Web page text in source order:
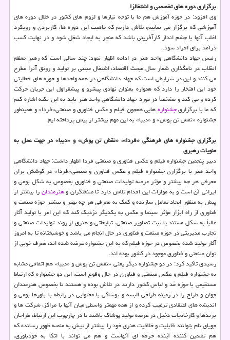
برگزاری دوره های تخصصی و اشتغالزا
وی افزود: در حوزه آموزش هم ما با توجه نیازها و لزوم های كشور در خلال دوره های
آموزشی كه برگزار می نماییم، تلاش داریم كه ماهیت این دوره ها، كاربردی و رویكرد
اغلب آنها با چشم انداز كارآفرینی باشد كه منجر به ایجاد شغل شود و در نهایت كسب
درآمد برای افراد شود.
رئیس جهاد دانشگاهی واحد هنر در ادامه اظهار نمود: چند سالی است كه رهبر معظم
انقلاب در نامگذاری شعار سال مبحث اقتصاد، اشتغال مبتنی بر تولید و رونق آنرا مطرح
می كنند و این در شرایطی است كه جهاد دانشگاهی در همه واحدها و حوزه های فعالیتی
خود این افتخار را دارد كه همواره بعنوان نهادی پیشرو و پیشقراول این جریان حركت
كرده و می كند و مشخصاً در مورد جهاد دانشگاهی واحد هنر باید به این نكته اشاره كنم
كه ما با برگزاریجشنوارههایی همچون فیلم و عكس فناوری و صنعتی«فردا» و همینطور
جشنواره «نقش تن پوش» و «دیبا» به این مهم بیشتر از پیش پرداخته ایم.
برگزاری جشنواره های فرهنگی «فردا»، «نقش تن پوش» و «دیبا» در جهت عمل به
منویات رهبری
دبیر پنجمین جشنواره فیلم و عكس فناوری و صنعتی فردا اظهار داشت: جهاد دانشگاهی
واحد هنر با برگزاری جشنواره فیلم و عكس فناوری و صنعتی«فردا» در كوشش برای
معرفی هر چه بیشتر و مؤثر عرصه تولیدات صنعتی و فناوری بخصوص به شكل بومی و
ایرانی آن است و به موازات این اقدام تلاش دارد تا صنعتگران وهنرمندانرا بیشتر از
پیش به منظور ایجاد تعامل سازنده و كمك به معرفی هر چه بهتر و بیشتر حوزه صنعت و
فناوری از راه ابزار مؤثر سینما و عكس به یكدیگر نزدیك كند كه این امر با تولید آثار
غالباً به شكل مستند یا ثبت تصاویر صنعتی، تبلیغاتی و هنری از روند تولیدات صنعتی و
تجارب مدیریتی در حوزه صنعت و فناوری در حال انجام می باشد و خوشبختانه تا به امروز
آثار تولید شده بخصوص در حوزه فیلم كه به این جشنواره عرضه شده اند، مُعرف خوبی از
توان صنعتی و فناوری موجود در كشور بوده اند.
رشیدی تاكید كرد: در دو جشنواره دیگر یعنی «نقش تن پوش و «دیبا» هم اتفاقی مشابه
به جشنواره فیلم و عكس صنعتی و فناوری در حال وقوع است، این دو جشنواره كه ارتباط
مستقیمی با حوزه مُد و لباس كشور دارند در تلاش بوده و هستند تا بخصوص هنرمندان
جوان و طراح را در زمینه طراحی البسه و پوشاكی با محتوایی در رابطه با باورها بومی و
اندیشه های اعتقادی ترغیب كرده و از همه مهمتر واسطی میان آنها با مراكز، شركت ها و
برندها و كارخانجات دخیل در عرصه تولید پوشاك باشند تا در چارچوب این ارتباط، طراحان
جویای نام بتوانند قابلیت و خلاقیت هنری خود را بیشتر از پیش به منصه ظهور رسانده كه
هم تضمین كننده آینده حرفه ای آنهاست و هم می تواند با اتكا به خودباوری،